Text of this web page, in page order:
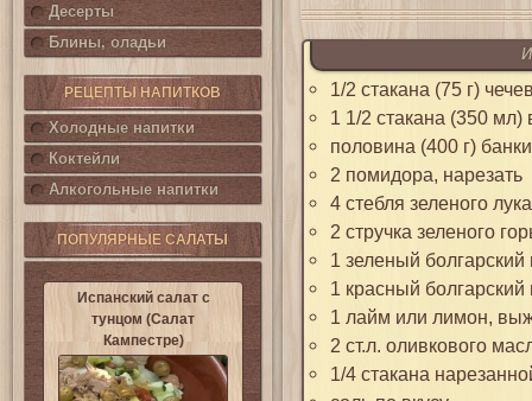
Десерты
Блины, оладьи
РЕЦЕПТЫ НАПИТКОВ
Холодные напитки
Коктейли
Алкогольные напитки
ПОПУЛЯРНЫЕ САЛАТЫ
Испанский салат с
тунцом (Салат
Кампестре)
1/2 стакана (75 г)
1 1/2 стакана (350 мл)
половина (400 г)
2 помидора, нарезать
4 стебля зеленого
2 стручка зеленого
1 зеленый болгарский
1 красный болгарский
1 лайм или лимон,
2 ст.л. оливкового
1/4 стакана